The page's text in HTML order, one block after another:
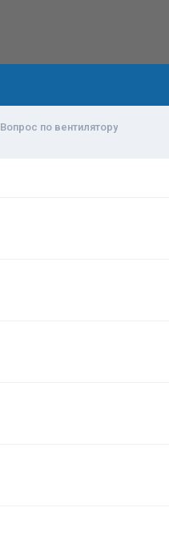
Вопрос по вентилятору